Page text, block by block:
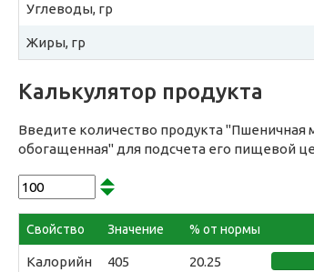
Углеводы, гр
Жиры, гр
Калькулятор продукта
Введите количество продукта "Пшеничная
обогащенная" для подсчета его пищевой
Свойство Значение % от нормы
Калорийн
405 20.25